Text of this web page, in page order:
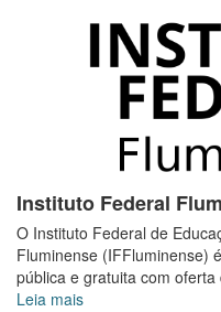
Instituto Federal
O Instituto Federal de
Fluminense (IFFluminense)
pública e gratuita com
Leia mais